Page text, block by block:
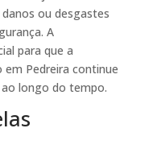
ou desgastes
A
para que a
Pedreira continue
longo do tempo.